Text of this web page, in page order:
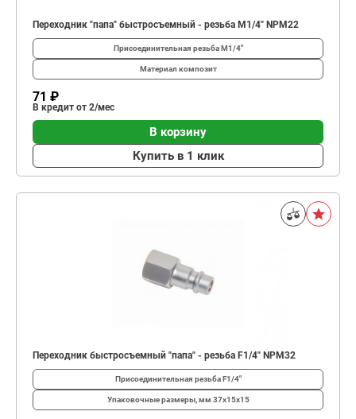
Переходник "папа" быстросъемный - резьба M1/4" NPM22
Присоединительная резьбаM1/4"
Материал композит
71 ₽
В кредит от 2/мес
В корзину
Купить в 1 клик
Переходник быстросъемный "папа" - резьба F1/4" NPM32
Присоединительная резьбаF1/4"
Упаковочные размеры, мм 37x15x15